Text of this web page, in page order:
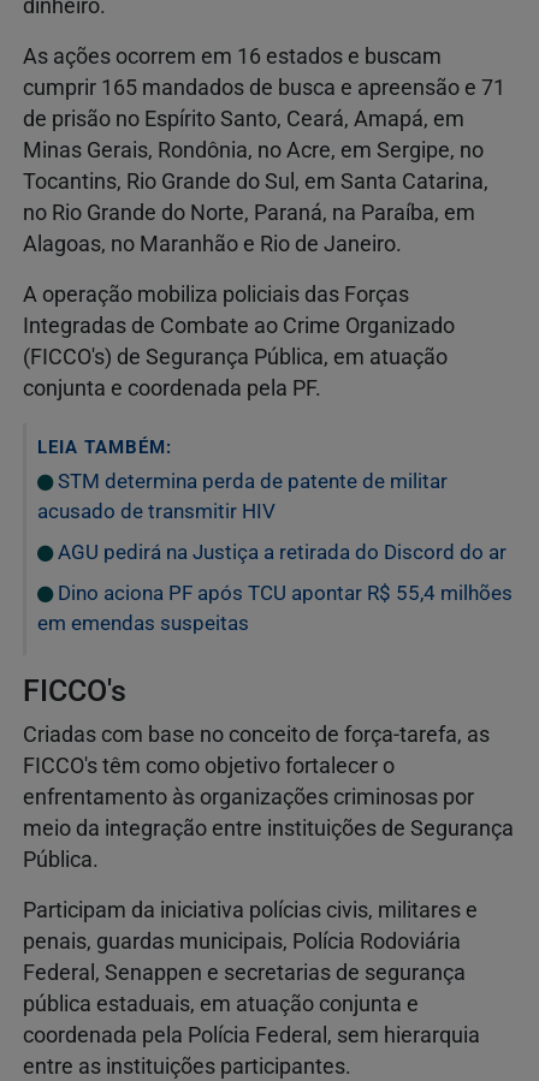
dinheiro.
As ações ocorrem em 16 estados e buscam
cumprir 165 mandados de busca e apreensão e 71
de prisão no Espírito Santo, Ceará, Amapá, em
Minas Gerais, Rondônia, no Acre, em Sergipe, no
Tocantins, Rio Grande do Sul, em Santa Catarina,
no Rio Grande do Norte, Paraná, na Paraíba, em
Alagoas, no Maranhão e Rio de Janeiro.
A operação mobiliza policiais das Forças
Integradas de Combate ao Crime Organizado
(FICCO's) de Segurança Pública, em atuação
conjunta e coordenada pela PF.
LEIA TAMBÉM:
STM determina perda de patente de militar
acusado de transmitir HIV
AGU pedirá na Justiça a retirada do Discord do ar
Dino aciona PF após TCU apontar R$ 55,4 milhões
em emendas suspeitas
FICCO's
Criadas com base no conceito de força-tarefa, as
FICCO's têm como objetivo fortalecer o
enfrentamento às organizações criminosas por
meio da integração entre instituições de Segurança
Pública.
Participam da iniciativa polícias civis, militares e
penais, guardas municipais, Polícia Rodoviária
Federal, Senappen e secretarias de segurança
pública estaduais, em atuação conjunta e
coordenada pela Polícia Federal, sem hierarquia
entre as instituições participantes.